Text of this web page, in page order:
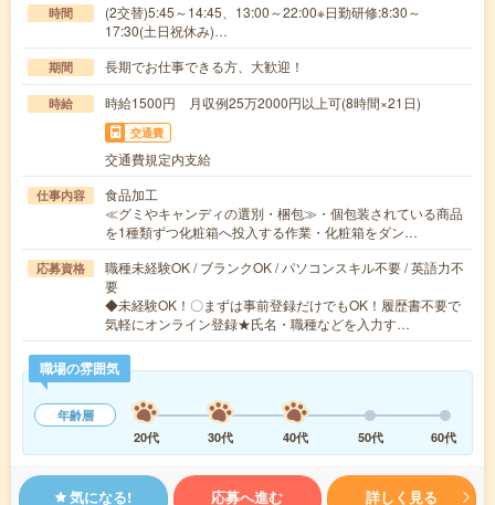
時間
(2交替)5:45～14:45、13:00～22:00※日勤研修:8:30～
17:30(土日祝休み)…
期間 長期でお仕事できる方、大歓迎！
時給 時給1500円 月収例25万2000円以上可(8時間×21日)
交通費
交通費規定内支給
仕事内容
食品加工
≪グミやキャンディの選別・梱包≫・個包装されている商品
を1種類ずつ化粧箱へ投入する作業・化粧箱をダン…
応募資格
職種未経験OK / ブランクOK / パソコンスキル不要 / 英語力不
要
◆未経験OK！〇まずは事前登録だけでもOK！履歴書不要で
気軽にオンライン登録★氏名・職種などを入力す…
職場の雰囲気
年齢層
20代
30代 40代 50代 60代
気になる! 応募へ進む 詳しく見る